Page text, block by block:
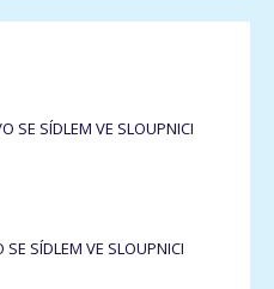
SE SÍDLEM VE SLOUPNICI